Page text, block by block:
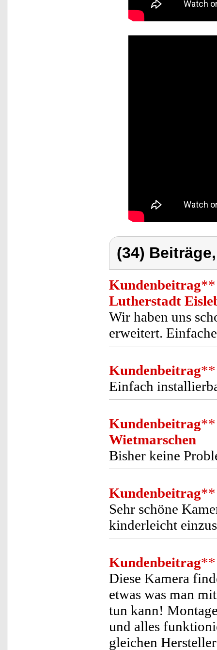
(34)
Kundenbeitrag**
Lutherstadt
Wir haben uns
erweitert.
Kundenbeitrag**
Einfach
Kundenbeitrag**
Wietmarschen
Bisher keine
Kundenbeitrag**
Sehr schöne
kinderleicht
Kundenbeitrag**
Diese Kamera
etwas was man
tun kann!
und alles
gleichen